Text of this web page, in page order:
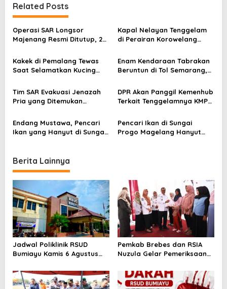
n
a
v
g
t
o
n
Related Posts
Operasi SAR Longsor
Majenang Resmi Ditutup, 2
hingga Hari ke-10
Kapal Nelayan Tenggelam
di Perairan Korowelang
Selamat
Kakek di Pemalang Tewas
Saat Selamatkan Kucing
Enam Kendaraan Tabrakan
Beruntun di Tol Semarang,
Tim SAR Evakuasi Jenazah
Pria yang Ditemukan
Muryolobo Jepara
DPR Akan Panggil Kemenhub
Terkait Tenggelamnya KMP
Bali
Endang Mustawa, Pencari
Ikan yang Hanyut di Sungai
Pencari Ikan di Sungai
Progo Magelang Hanyut
Berita Lainnya
Jadwal Poliklinik RSUD
Bumiayu Kamis 6 Agustus
Dokter Sebelum Berkunjung
Pemkab Brebes dan RSIA
Nuzula Gelar Pemeriksaan
Perkuat Kesehatan Ibu dan
Bayi